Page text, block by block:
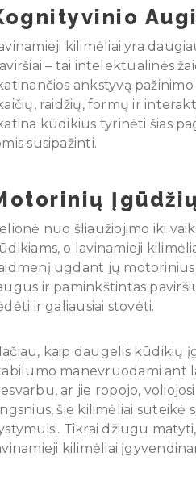
kilimėliai yra
– tai intelektualinės
ankstyvą
raidžių, formų ir
kūdikius tyrinėti šias
susipažinti.
nuo šliaužiojimo iki
o lavinamieji
ugdant jų motorinius
ir paminkštintas
ir galiausiai stovėti.
kaip daugelis kūdikių
manevruodami ant
ar jie ropojo,
šie kilimėliai suteikė
Tikrai džiugu
kilimėliai